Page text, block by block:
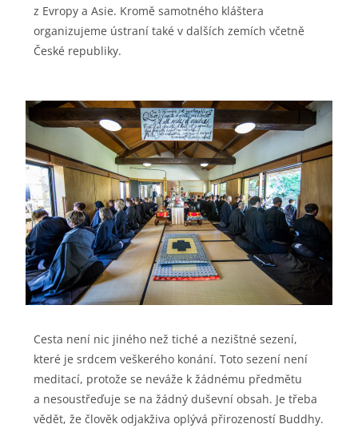
z Evropy a Asie. Kromě samotného kláštera
organizujeme ústraní také v dalších zemích včetně
České republiky.
Cesta není nic jiného než tiché a nezištné sezení,
které je srdcem veškerého konání. Toto sezení není
meditací, protože se neváže k žádnému předmětu
a nesoustřeďuje se na žádný duševní obsah. Je třeba
vědět, že člověk odjakživa oplývá přirozeností Buddhy.